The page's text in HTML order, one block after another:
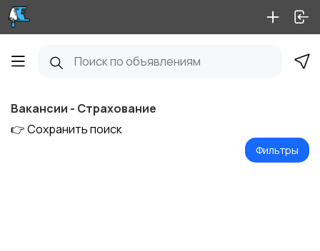
Вакансии - Страхование
👉 Сохранить поиск
Фильтры